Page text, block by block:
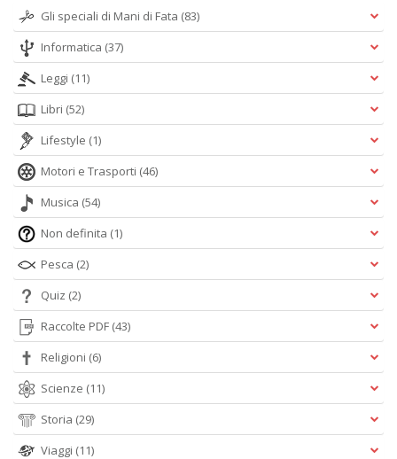
Gli speciali di Mani di Fata (83)
Informatica (37)
Leggi (11)
Libri (52)
Lifestyle (1)
Motori e Trasporti (46)
Musica (54)
Non definita (1)
Pesca (2)
Quiz (2)
Raccolte PDF (43)
Religioni (6)
Scienze (11)
Storia (29)
Viaggi (11)